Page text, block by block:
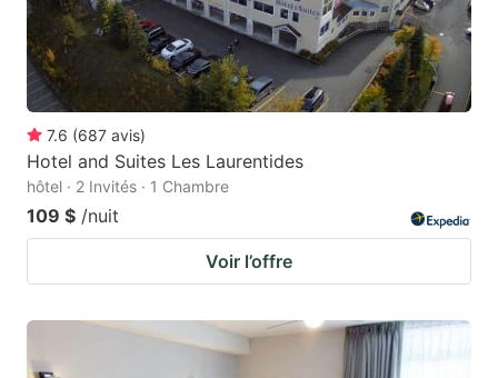
7.6 (687 avis)
Hotel and Suites Les Laurentides
hôtel · 2 Invités · 1 Chambre
109 $ /nuit
Voir l’offre